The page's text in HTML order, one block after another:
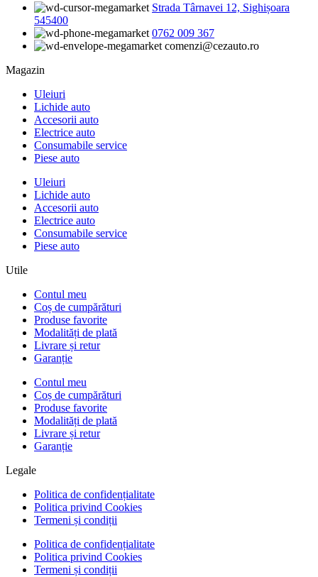
Strada Târnavei 12, Sighișoara
545400
0762 009 367
comenzi@cezauto.ro
Magazin
Uleiuri
Lichide auto
Accesorii auto
Electrice auto
Consumabile service
Piese auto
Uleiuri
Lichide auto
Accesorii auto
Electrice auto
Consumabile service
Piese auto
Utile
Contul meu
Coș de cumpărături
Produse favorite
Modalități de plată
Livrare și retur
Garanție
Contul meu
Coș de cumpărături
Produse favorite
Modalități de plată
Livrare și retur
Garanție
Legale
Politica de confidențialitate
Politica privind Cookies
Termeni și condiții
Politica de confidențialitate
Politica privind Cookies
Termeni și condiții